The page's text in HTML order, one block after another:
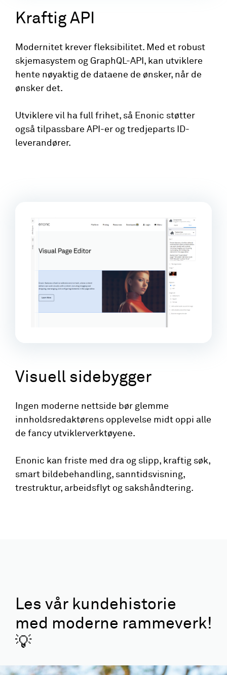
Kraftig API
Modernitet krever fleksibilitet. Med et robust
skjemasystem og GraphQL-API, kan utviklere
hente nøyaktig de dataene de ønsker, når de
ønsker det.
Utviklere vil ha full frihet, så Enonic støtter
også tilpassbare API-er og tredjeparts ID-
leverandører.
Visuell sidebygger
Ingen moderne nettside bør glemme
innholdsredaktørens opplevelse midt oppi alle
de fancy utviklerverktøyene.
Enonic kan friste med dra og slipp, kraftig søk,
smart bildebehandling, sanntidsvisning,
trestruktur, arbeidsflyt og sakshåndtering.
Les vår kundehistorie
med moderne rammeverk!
💡